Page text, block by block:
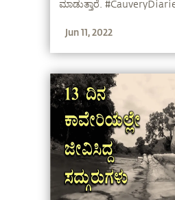
ಮಾಡುತ್ತಾರೆ.
Jun 11, 2022